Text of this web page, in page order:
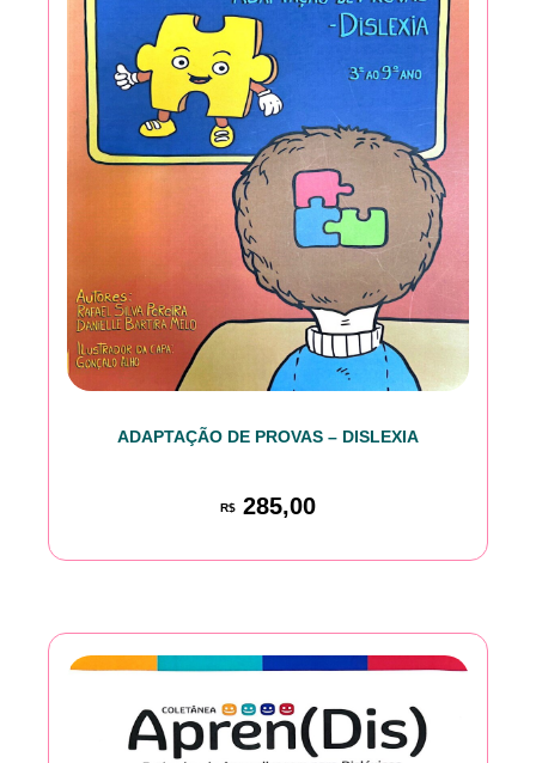
ADAPTAÇÃO DE PROVAS – DISLEXIA
R$ 285,00